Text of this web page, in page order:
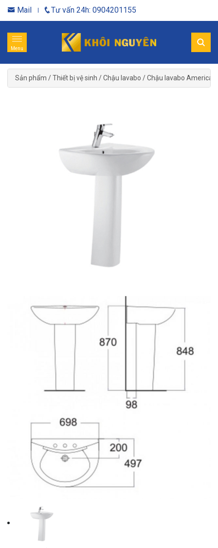
Mail Tư vấn 24h: 0904201155
Menu
Sản phẩm /Thiết bị vệ sinh /Chậu lavabo /Chậu lavabo